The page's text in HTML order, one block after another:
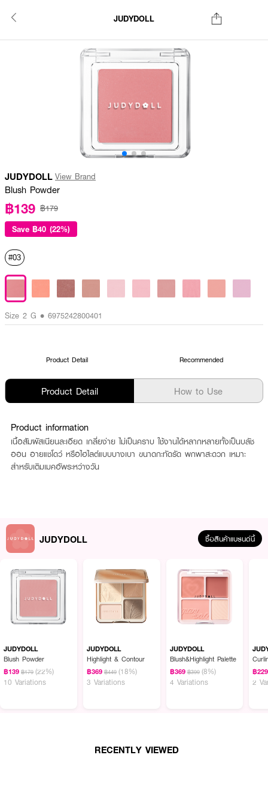
JUDYDOLL
JUDYDOLL View Brand
Blush Powder
฿139 ฿179
Save ฿40 (22%)
#03
Size 2 G • 6975242800401
Product Detail Recommended
Product Detail How to Use
Product information
เนื้อสัมผัสเนียนละเอียด เกลี่ยง่าย ไม่เป็นคราบ ใช้งานได้หลากหลายทั้งเป็นบลัช
ออน อายแชโดว์ หรือไฮไลต์แบบบางเบา ขนาดกะทัดรัด พกพาสะดวก เหมาะ
สำหรับเติมเมคอัพระหว่างวัน
JUDYDOLL ซื้อสินค้าแบรนด์นี้
JUDYDOLL
Blush Powder
฿139 ฿179 (22%)
10 Variations
JUDYDOLL
Highlight & Contour
฿369 ฿449 (18%)
3 Variations
JUDYDOLL
Blush&Highlight Palette
฿369 ฿399 (8%)
4 Variations
฿229
2
RECENTLY VIEWED